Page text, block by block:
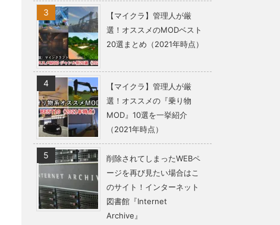
【マイクラ】管理人が厳
選！オススメのMODベスト
20選まとめ（2021年時点）
【マイクラ】管理人が厳
選！オススメの『乗り物
MOD』10選を一挙紹介
（2021年時点）
削除されてしまったWEBペ
ージを再び見たい場合はこ
のサイト！インターネット
図書館『Internet
Archive』